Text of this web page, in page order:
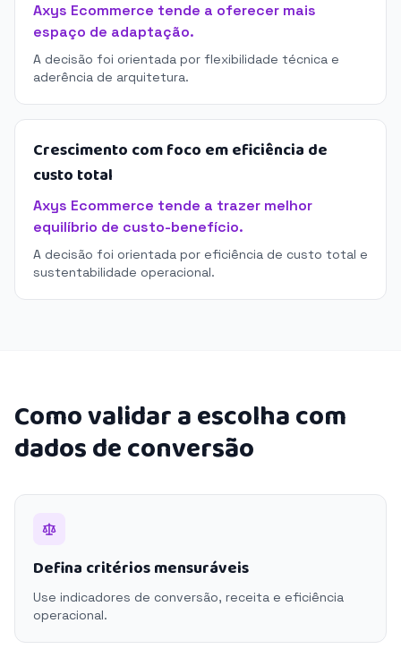
Axys Ecommerce tende a oferecer mais
espaço de adaptação.
A decisão foi orientada por flexibilidade técnica e
aderência de arquitetura.
Crescimento com foco em eficiência de
custo total
Axys Ecommerce tende a trazer melhor
equilíbrio de custo-benefício.
A decisão foi orientada por eficiência de custo total e
sustentabilidade operacional.
Como validar a escolha com
dados de conversão
Defina critérios mensuráveis
Use indicadores de conversão, receita e eficiência
operacional.